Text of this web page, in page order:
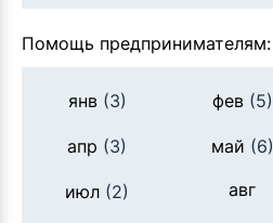
Помощь предпринимателям:
янв(3) фев(5)
апр (3) май (6)
июл (2) авг